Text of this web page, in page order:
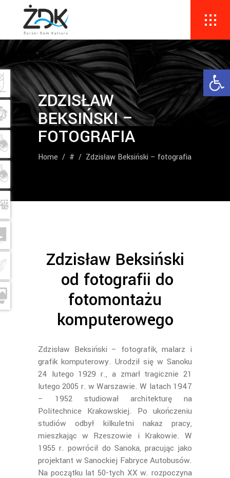
ZDZISŁAW
BEKSIŃSKI –
FOTOGRAFIA
Home / # / Zdzisław Beksiński – fotografia
Zdzisław Beksiński
od fotografii do
fotomontażu
komputerowego
Zdzisław Beksiński – fotografik, malarz i
grafik komputerowy. Urodził się w Sanoku
24 lutego 1929 r., a zmarł tragicznie 21
lutego 2005 r. w Warszawie. W latach 1947
– 1952 studiował architekturę na
Politechnice Krakowskiej. Po ukończeniu
studiów odbył kilkuletni nakaz pracy,
mieszkając w Rzeszowie i Krakowie. W
1955 r. powrócił do Sanoka, pracując jako
projektant w Sanockiej Fabryce Autobusów.
Na początku lat 50-tych XX w. rozpoczyna